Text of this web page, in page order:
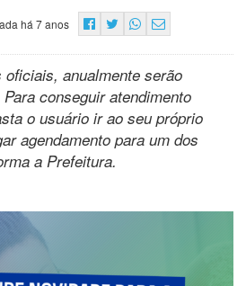
há 7 anos
anualmente serão
conseguir atendimento
o usuário ir ao seu próprio
agendamento para um dos
a Prefeitura.